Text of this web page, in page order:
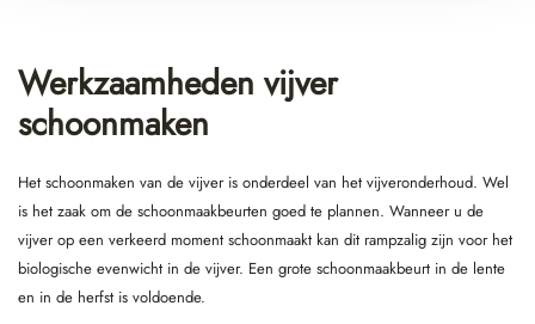
Werkzaamheden vijver
schoonmaken
Het schoonmaken van de vijver is onderdeel van het vijveronderhoud. Wel
is het zaak om de schoonmaakbeurten goed te plannen. Wanneer u de
vijver op een verkeerd moment schoonmaakt kan dit rampzalig zijn voor het
biologische evenwicht in de vijver. Een grote schoonmaakbeurt in de lente
en in de herfst is voldoende.